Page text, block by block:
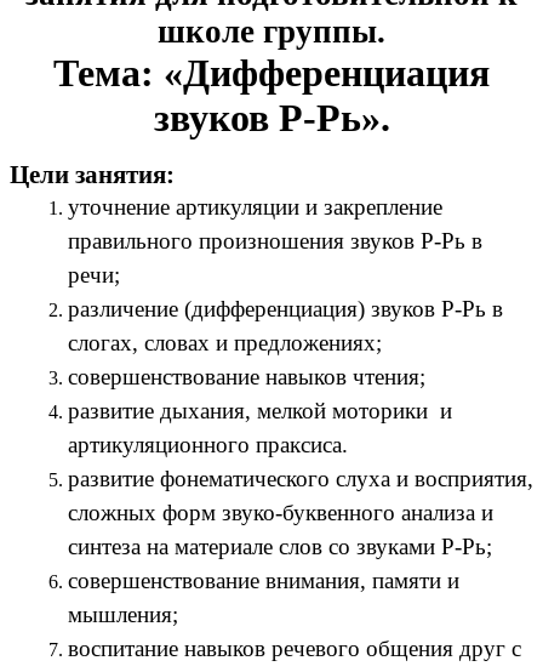
школе группы.
Тема: «Дифференциация
звуков Р-Рь».
Цели занятия:
уточнение артикуляции и закрепление
правильного произношения звуков Р-Рь в
речи;
различение (дифференциация) звуков Р-Рь в
слогах, словах и предложениях;
совершенствование навыков чтения;
развитие дыхания, мелкой моторики и
артикуляционного праксиса.
развитие фонематического слуха и восприятия,
сложных форм звуко-буквенного анализа и
синтеза на материале слов со звуками Р-Рь;
совершенствование внимания, памяти и
мышления;
воспитание навыков речевого общения друг с